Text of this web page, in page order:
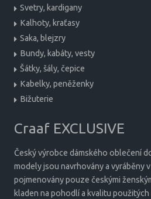
Svetry, kardigany
Kalhoty, kraťasy
Saka, blejzry
Bundy, kabáty, vesty
Šátky, šály, čepice
Kabelky, peněženky
Bižuterie
Craaf EXCLUSIVE
Český výrobce dámského oblečení
modely jsou navrhovány a vyráběny
pojmenovány pouze českými
kladen na pohodlí a kvalitu použitých